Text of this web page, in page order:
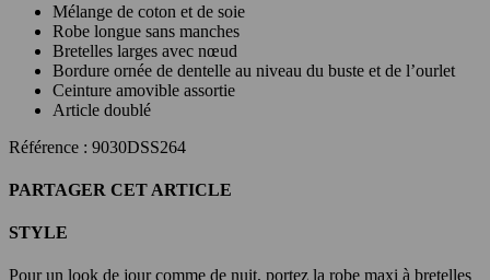
Mélange de coton et de soie
Robe longue sans manches
Bretelles larges avec nœud
Bordure ornée de dentelle au niveau du buste et de l’ourlet
Ceinture amovible assortie
Article doublé
Référence : 9030DSS264
PARTAGER CET ARTICLE
STYLE
Pour un look de jour comme de nuit, portez la robe maxi à bretelles